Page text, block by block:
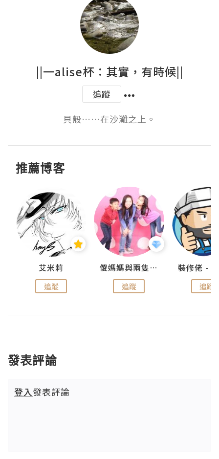
||一alise杯：其實，有時候||
追蹤
貝殼……在沙灘之上。
推薦博客
艾米莉
追蹤
儍媽媽與兩隻小魔怪之家
追蹤 追蹤
發表評論
登入發表評論